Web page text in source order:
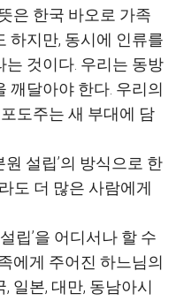
은 한국 바오로 가족
하지만, 동시에 인류를
것이다. 우리는 동방
깨달아야 한다. 우리의
도주는 새 부대에 담
원 설립’의 방식으로 한
도 더 많은 사람에게
립’을 어디서나 할 수
에게 주어진 하느님의
일본, 대만, 동남아시